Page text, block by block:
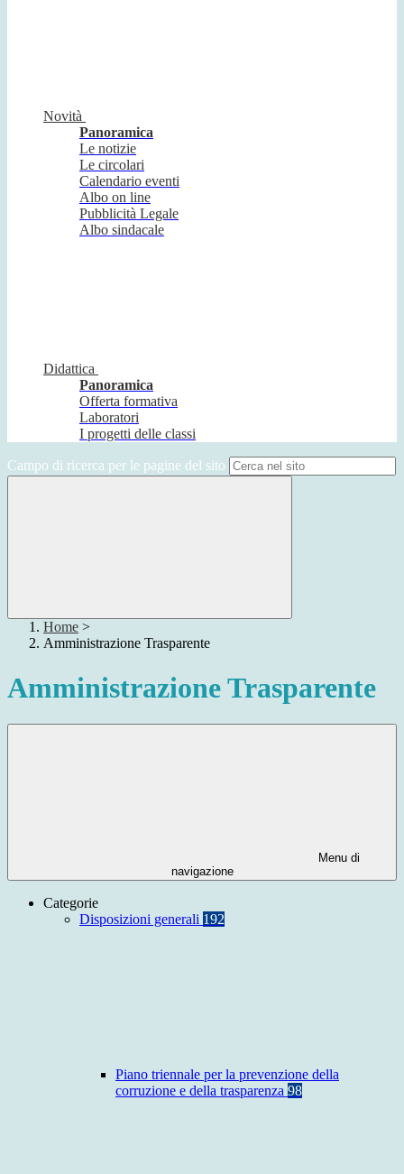
Novità
Panoramica
Le notizie
Le circolari
Calendario eventi
Albo on line
Pubblicità Legale
Albo sindacale
Didattica
Panoramica
Offerta formativa
Laboratori
I progetti delle classi
Campo di ricerca per le pagine del sito
Home >
Amministrazione Trasparente
Amministrazione Trasparente
Menu di
navigazione
Categorie
Disposizioni generali 192
Piano triennale per la prevenzione della
corruzione e della trasparenza 98